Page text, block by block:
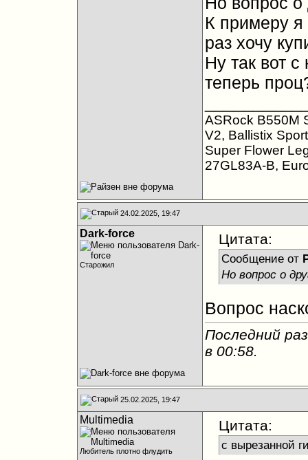
К примеру я
раз хочу
Ну так вот
теперь
ASRock B550M
V2, Ballistix
Super Flower
27GL83A-B,
24.02.2025, 19:47
Dark-force
Старожил
Цитата:
Сообщение от
Но вопрос о
Вопрос
Последний
в 00:58.
25.02.2025, 19:47
Multimedia
Любитель плотно флудить
Цитата:
с вырезанной